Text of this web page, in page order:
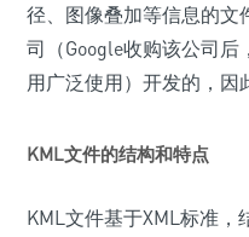
径、图像叠加等信息的文
司（Google收购该公司后
用广泛使用）开发的，因
KML文件的结构和特点
KML文件基于XML标准，